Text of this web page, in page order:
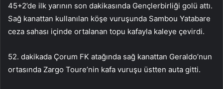
45+2’de ilk yarının son dakikasında Gençlerbirliği golü attı.
Sağ kanattan kullanılan köşe vuruşunda Sambou Yatabare
ceza sahası içinde ortalanan topu kafayla kaleye çevirdi.
52. dakikada Çorum FK atağında sağ kanattan Geraldo’nun
ortasında Zargo Toure’nin kafa vuruşu üstten auta gitti.